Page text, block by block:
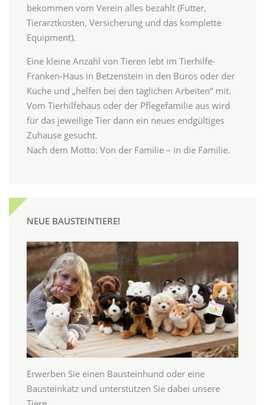
bekommen vom Verein alles bezahlt (Futter,
Tierarztkosten, Versicherung und das komplette
Equipment).
Eine kleine Anzahl von Tieren lebt im Tierhilfe-
Franken-Haus in Betzenstein in den Büros oder der
Küche und „helfen bei den täglichen Arbeiten“ mit.
Vom Tierhilfehaus oder der Pflegefamilie aus wird
für das jeweilige Tier dann ein neues endgültiges
Zuhause gesucht.
Nach dem Motto: Von der Familie – in die Familie.
NEUE BAUSTEINTIERE!
Erwerben Sie einen Bausteinhund oder eine
Bausteinkatz und unterstützen Sie dabei unsere